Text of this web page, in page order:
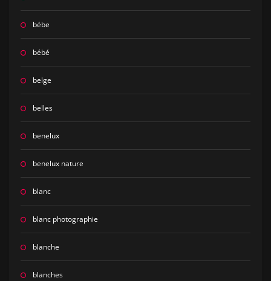
bébe
bébé
belge
belles
benelux
benelux nature
blanc
blanc photographie
blanche
blanches